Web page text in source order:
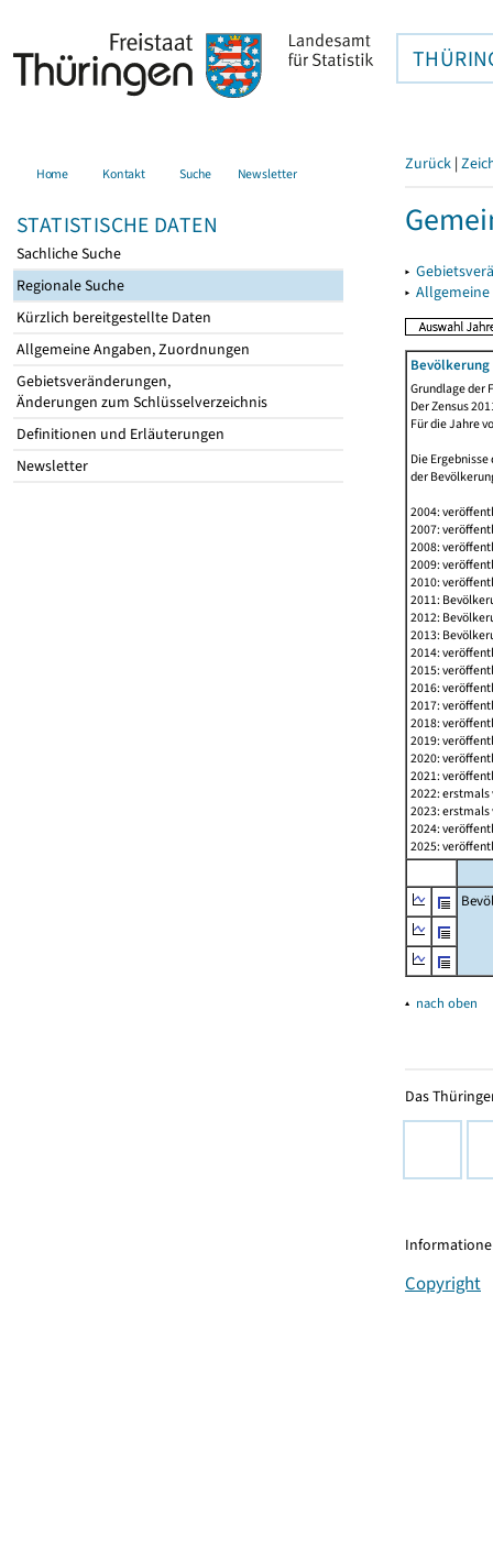
Home Kontakt Suche Newsletter
STATISTISCHE DATEN
Sachliche Suche
Regionale Suche
Kürzlich bereitgestellte Daten
Allgemeine Angaben, Zuordnungen
Gebietsveränderungen,
Änderungen zum Schlüsselverzeichnis
Definitionen und Erläuterungen
Newsletter
Zurück |
▸
▸
Grundlage der
Der Zensus
Für die Jahre
Die
der
2004:
2007:
2008:
2009:
2010:
2011:
2012:
2013:
2014:
2015:
2016:
2017:
2018:
2019:
2020:
2021:
2022:
2023:
2024:
2025:
▴ nach oben
Das
Copyright